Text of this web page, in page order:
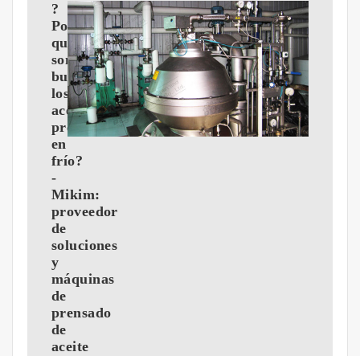
?
Por
qué
son
buenos
los
aceites
prensados
en
frío?
-
Mikim:
proveedor
de
soluciones
y
máquinas
de
prensado
de
aceite